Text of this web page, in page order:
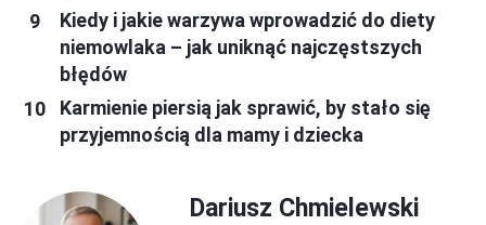
Kiedy i jakie warzywa wprowadzić do diety
niemowlaka – jak uniknąć najczęstszych
błędów
Karmienie piersią jak sprawić, by stało się
przyjemnością dla mamy i dziecka
Dariusz Chmielewski